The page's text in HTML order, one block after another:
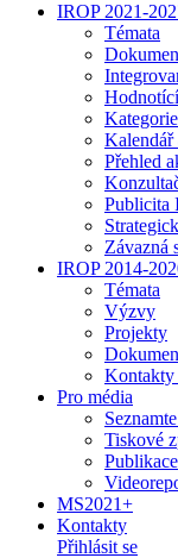
IROP 2021-
Témata
Kalendář
Přehled
Publicita
Závazná
IROP 2014-
Témata
Výzvy
Projekty
Kontakty
Pro média
Tiskové
Publikace
MS2021+
Kontakty
Přihlásit se